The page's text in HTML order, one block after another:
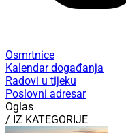
Osmrtnice
Kalendar događanja
Radovi u tijeku
Poslovni adresar
Oglas
/ IZ KATEGORIJE